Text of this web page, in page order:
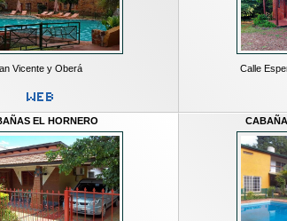
Vicente y Oberá Calle
EL HORNERO